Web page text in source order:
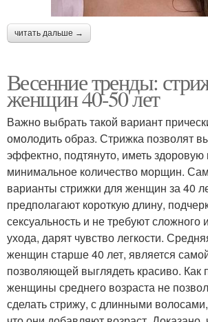
читать дальше →
Весенние тренды:
женщин 40-50 лет
Важно выбрать такой вариант
омолодить образ. Стрижка позволят
эффектно, подтянуто, иметь здоровую
минимальное количество морщин.
варианты стрижки для женщин за 40
предполагают короткую длину,
сексуальность и не требуют сложного
ухода, дарят чувство легкости.
женщин старше 40 лет, является
позволяющей выглядеть красиво. Как
женщины среднего возраста не
сделать стрижу, с длинными волосами,